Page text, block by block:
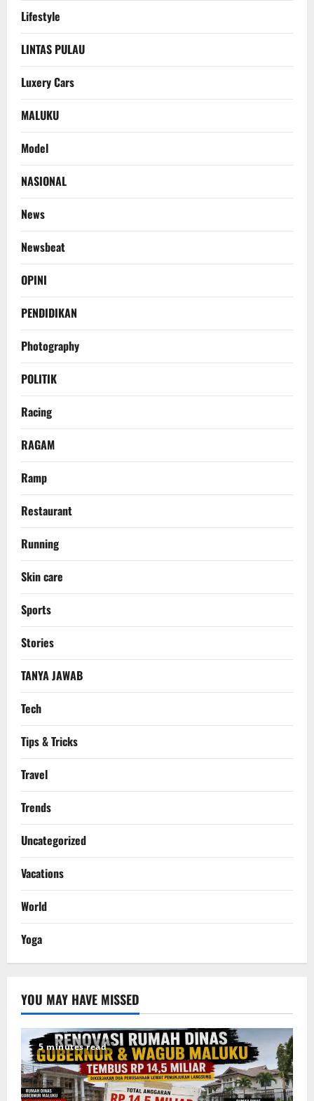
Lifestyle
LINTAS PULAU
Luxery Cars
MALUKU
Model
NASIONAL
News
Newsbeat
OPINI
PENDIDIKAN
Photography
POLITIK
Racing
RAGAM
Ramp
Restaurant
Running
Skin care
Sports
Stories
TANYA JAWAB
Tech
Tips & Tricks
Travel
Trends
Uncategorized
Vacations
World
Yoga
YOU MAY HAVE MISSED
5 minutes read